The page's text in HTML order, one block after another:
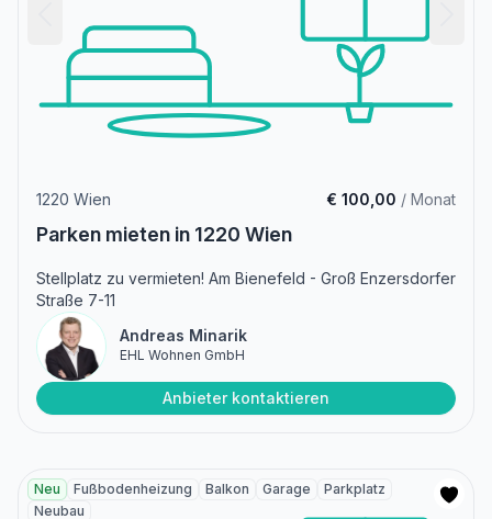
1220 Wien € 100,00 / Monat
Parken mieten in 1220 Wien
Stellplatz zu vermieten! Am Bienefeld - Groß Enzersdorfer
Straße 7-11
Andreas Minarik
EHL Wohnen GmbH
Anbieter kontaktieren
Neu Fußbodenheizung Balkon Garage
Parkplatz
Neubau